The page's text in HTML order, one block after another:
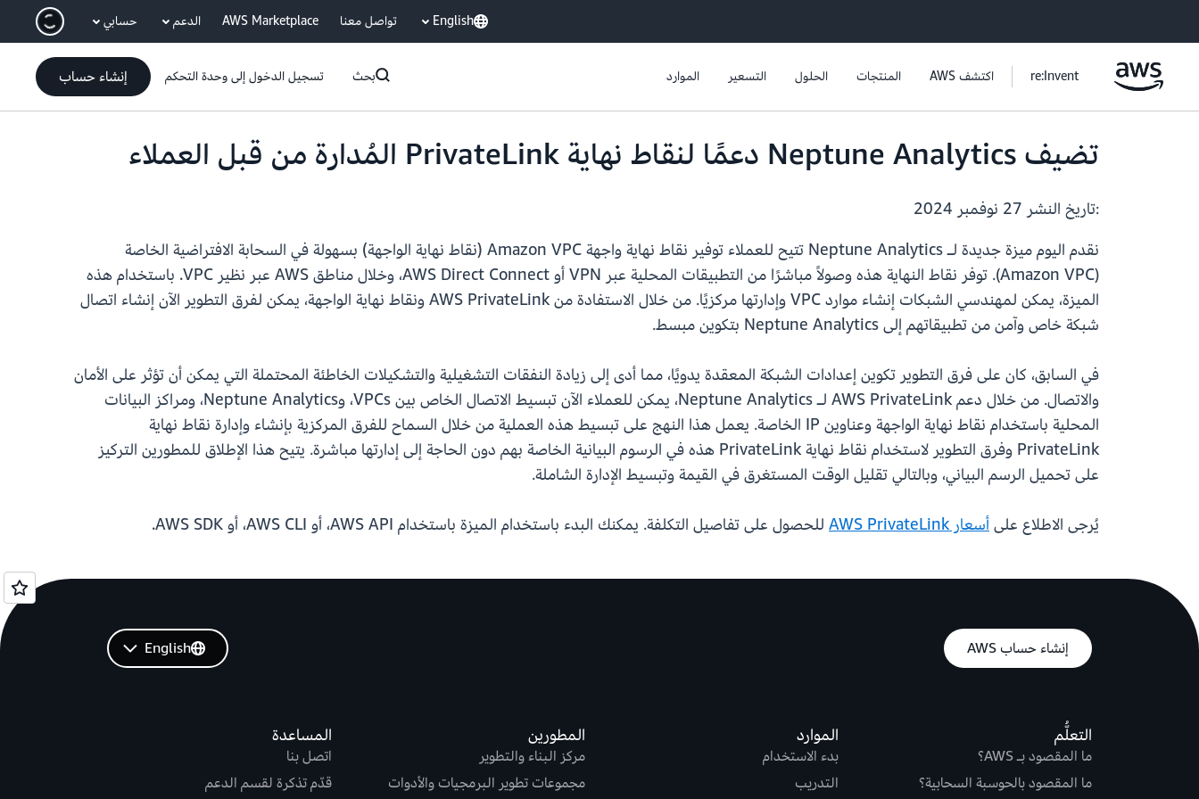
انتقل إلى المحتوى الرئيسي English تواصل معنا AWS Marketplace الدعم حسابي
re:Invent اكتشف AWS المنتجات الحلول التسعير الموارد بحث تسجيل الدخول إلى وحدة التحكم إنشاء حساب
تضيف Neptune Analytics دعمًا لنقاط نهاية PrivateLink المُدارة من قبل العملاء
:تاريخ النشر
نقدم اليوم ميزة جديدة لـ Neptune Analytics تتيح للعملاء توفير نقاط نهاية واجهة Amazon VPC (نقاط نهاية الواجهة) بسهولة في السحابة الافتراضية الخاصة
(Amazon VPC). توفر نقاط النهاية هذه وصولاً مباشرًا من التطبيقات المحلية عبر VPN أو AWS Direct Connect، وخلال مناطق AWS عبر نظير VPC. باستخدام هذه
الميزة، يمكن لمهندسي الشبكات إنشاء موارد VPC وإدارتها مركزيًا. من خلال الاستفادة من AWS PrivateLink ونقاط نهاية الواجهة، يمكن لفرق التطوير الآن إنشاء اتصال
شبكة خاص وآمن من تطبيقاتهم إلى Neptune Analytics بتكوين مبسط.
في السابق، كان على فرق التطوير تكوين إعدادات الشبكة المعقدة يدويًا، مما أدى إلى زيادة النفقات التشغيلية والتشكيلات الخاطئة المحتملة التي يمكن أن تؤثر على الأمان
والاتصال. من خلال دعم AWS PrivateLink لـ Neptune Analytics، يمكن للعملاء الآن تبسيط الاتصال الخاص بين VPCs، وNeptune Analytics، ومراكز البيانات
المحلية باستخدام نقاط نهاية الواجهة وعناوين IP الخاصة. يعمل هذا النهج على تبسيط هذه العملية من خلال السماح للفرق المركزية بإنشاء وإدارة نقاط نهاية
PrivateLink وفرق التطوير لاستخدام نقاط نهاية PrivateLink هذه في الرسوم البيانية الخاصة بهم دون الحاجة إلى إدارتها مباشرة. يتيح هذا الإطلاق للمطورين التركيز
على تحميل الرسم البياني، وبالتالي تقليل الوقت المستغرق في القيمة وتبسيط الإدارة الشاملة.
يُرجى الاطلاع علىأسعار AWS PrivateLink للحصول على تفاصيل التكلفة. يمكنك البدء باستخدام الميزة باستخدام AWS API، أو AWS CLI، أو AWS SDK.
إنشاء حساب AWS
التعلُّم
ما المقصود بـ AWS؟
ما المقصود بالحوسبة السحابية؟
الموارد
بدء الاستخدام
التدريب
المطورين
مركز البناء والتطوير
مجموعات تطوير البرمجيات والأدوات
المساعدة
اتصل بنا
قدّم تذكرة لقسم الدعم
English